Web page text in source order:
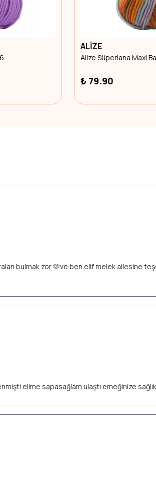
ALİZE
Alize Süperlana Maxi
₺ 79.90
bulmak zor 🫶ve ben elif melek
elime sapasağlam ulaştı emeğinize sağlık